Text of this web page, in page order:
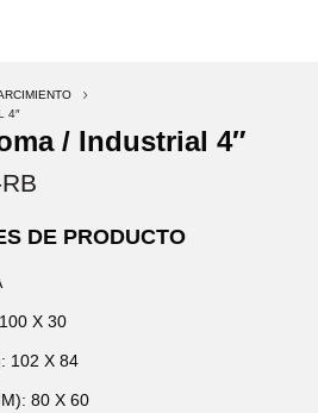
5
4″
/ Industrial 4″
DE PRODUCTO
X 30
102 X 84
80 X 60